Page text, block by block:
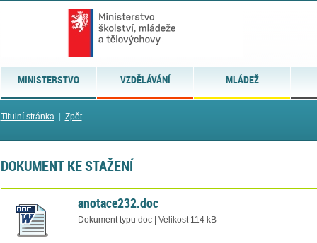
MINISTERSTVO VZDĚLÁVÁNÍ MLÁDEŽ
Titulní stránka| Zpět
DOKUMENT KE STAŽENÍ
anotace232.doc
Dokument typu doc | Velikost 114 kB